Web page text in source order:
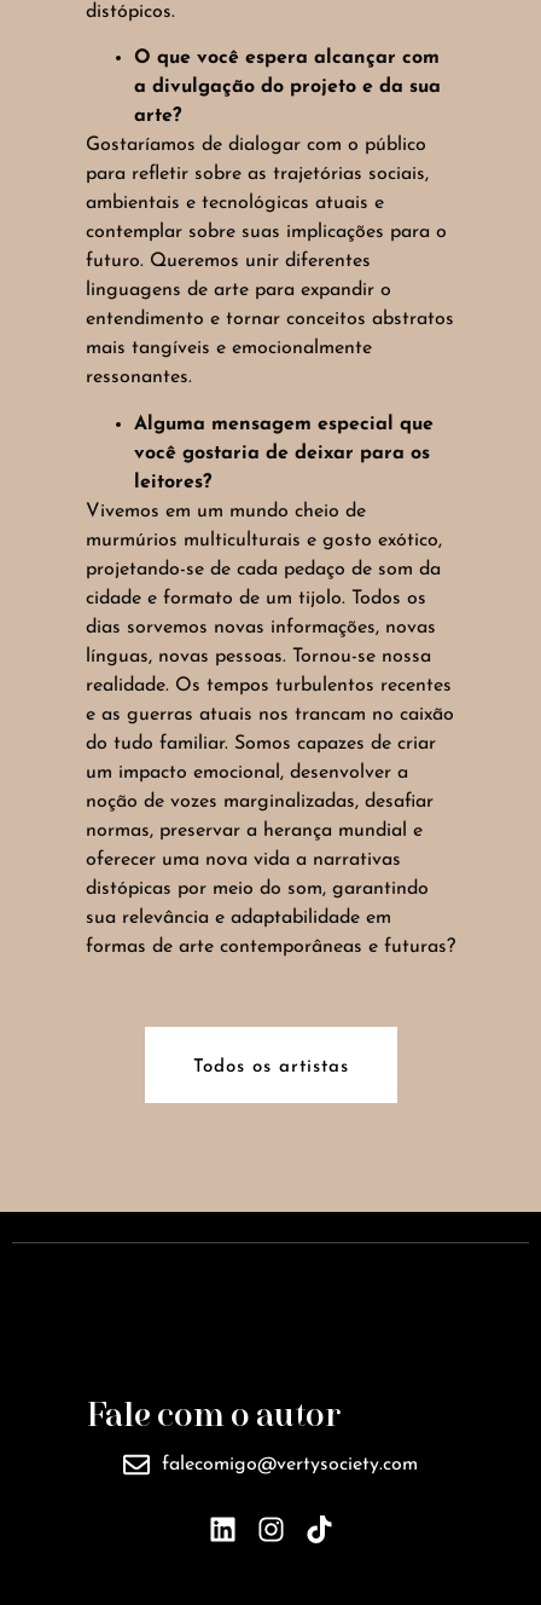
distópicos.
O que você espera alcançar com
a divulgação do projeto e da sua
arte?
Gostaríamos de dialogar com o público
para refletir sobre as trajetórias sociais,
ambientais e tecnológicas atuais e
contemplar sobre suas implicações para o
futuro. Queremos unir diferentes
linguagens de arte para expandir o
entendimento e tornar conceitos abstratos
mais tangíveis e emocionalmente
ressonantes.
Alguma mensagem especial que
você gostaria de deixar para os
leitores?
Vivemos em um mundo cheio de
murmúrios multiculturais e gosto exótico,
projetando-se de cada pedaço de som da
cidade e formato de um tijolo. Todos os
dias sorvemos novas informações, novas
línguas, novas pessoas. Tornou-se nossa
realidade. Os tempos turbulentos recentes
e as guerras atuais nos trancam no caixão
do tudo familiar. Somos capazes de criar
um impacto emocional, desenvolver a
noção de vozes marginalizadas, desafiar
normas, preservar a herança mundial e
oferecer uma nova vida a narrativas
distópicas por meio do som, garantindo
sua relevância e adaptabilidade em
formas de arte contemporâneas e futuras?
Todos os artistas
Fale com o autor
falecomigo@vertysociety.com